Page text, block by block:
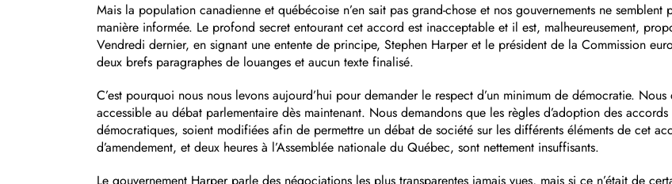
Mais la population canadienne et québécoise n’en sait pas grand-chose et nos gouvernements ne
manière informée. Le profond secret entourant cet accord est inacceptable et il est, malheureusement,
Vendredi dernier, en signant une entente de principe, Stephen Harper et le président de la Commission
deux brefs paragraphes de louanges et aucun texte finalisé.
C’est pourquoi nous nous levons aujourd’hui pour demander le respect d’un minimum de démocratie.
accessible au débat parlementaire dès maintenant. Nous demandons que les règles d’adoption des
démocratiques, soient modifiées afin de permettre un débat de société sur les différents éléments de cet
d’amendement, et deux heures à l’Assemblée nationale du Québec, sont nettement insuffisants.